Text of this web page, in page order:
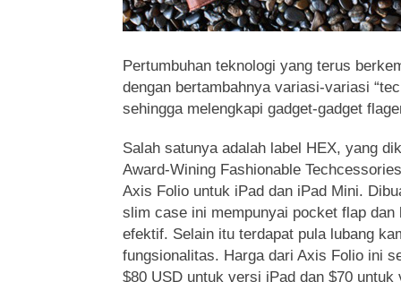
Pertumbuhan teknologi yang terus
dengan bertambahnya variasi-variasi
sehingga melengkapi gadget-gadget
Salah satunya adalah label HEX, yang
Award-Wining Fashionable
Axis Folio untuk iPad dan iPad Mini.
slim case ini mempunyai pocket flap
efektif. Selain itu terdapat pula lubang
fungsionalitas. Harga dari Axis Folio ini
$80 USD untuk versi iPad dan $70